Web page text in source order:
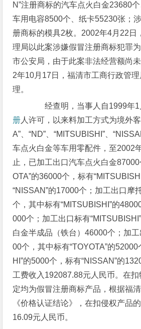
N”注册商标的汽车点火白金23680
车用电容8500个、纸卡55230张；
册商标的模具2枚。2002年4月22日
理局以此案涉嫌假冒注册商标犯罪
市公安局，由于此案非法经营额尚
2年10月17日，福清市工商行政管
理。
经查明，当事人自1999年1
册 人许可，以来料加工方式为境外
A”、“ND”、“MITSUBISHI”、
车点火白金等车用零配件，至2002
止，已加工出口汽车点火白金
OTA”的36000个，标有
“NISSAN”的17000个；加工出口摩
个，其中标有“MITSUBISHI”的
000个；加工出口标有
白金半成品（铁台）46000个；加
00个，其中标有“TOYOTA”的
HI”的5000个，标有“NISSAN”的
工费收入192087.88元人民币。在
定均为假冒注册商标产品，根据福
《价格认证结论》，在扣侵权产品
16.09元人民币。